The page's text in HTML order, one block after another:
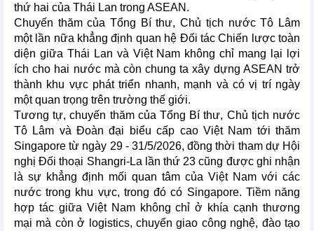
thứ hai của Thái Lan trong ASEAN.
Chuyến thăm của Tổng Bí thư, Chủ tịch nước Tô Lâm
một lần nữa khẳng định quan hệ Đối tác Chiến lược toàn
diện giữa Thái Lan và Việt Nam không chỉ mang lại lợi
ích cho hai nước mà còn chung ta xây dựng ASEAN trở
thành khu vực phát triển nhanh, mạnh và có vị trí ngày
một quan trọng trên trường thế giới.
Tương tự, chuyến thăm của Tổng Bí thư, Chủ tịch nước
Tô Lâm và Đoàn đại biểu cấp cao Việt Nam tới thăm
Singapore từ ngày 29 - 31/5/2026, đồng thời tham dự Hội
nghị Đối thoại Shangri-La lần thứ 23 cũng được ghi nhận
là sự khẳng định mối quan tâm của Việt Nam với các
nước trong khu vực, trong đó có Singapore. Tiềm năng
hợp tác giữa Việt Nam không chỉ ở khía cạnh thương
mại mà còn ở logistics, chuyển giao công nghệ, đào tạo